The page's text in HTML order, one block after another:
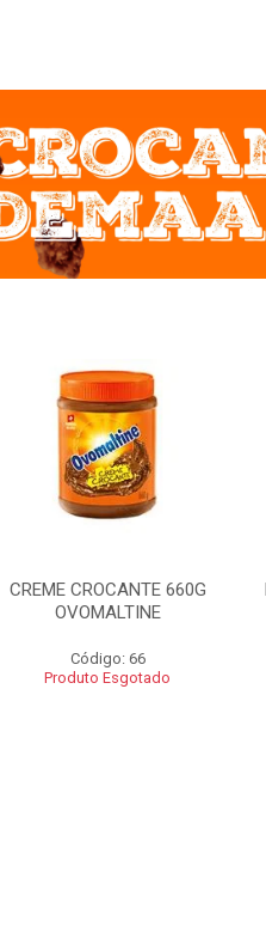
CREME CROCANTE 660G
OVOMALTINE
Código: 66
Produto Esgotado